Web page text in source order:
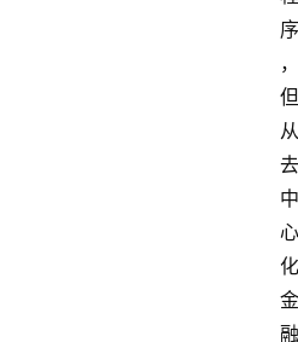
序
，
但
从
去
中
心
化
金
融